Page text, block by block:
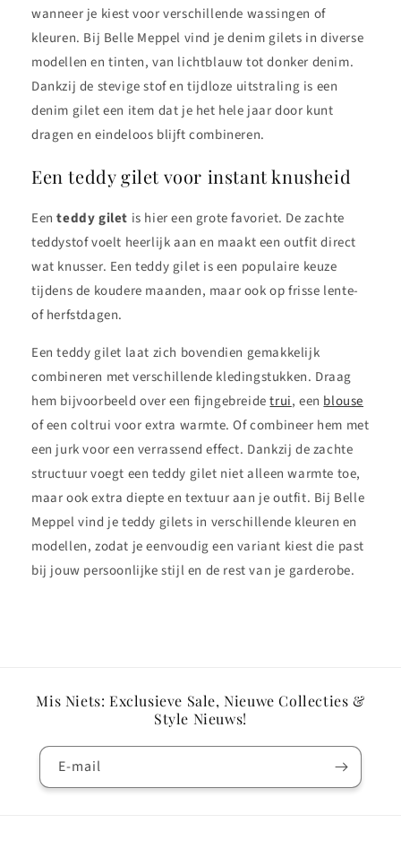
wanneer je kiest voor verschillende wassingen of
kleuren. Bij Belle Meppel vind je denim gilets in diverse
modellen en tinten, van lichtblauw tot donker denim.
Dankzij de stevige stof en tijdloze uitstraling is een
denim gilet een item dat je het hele jaar door kunt
dragen en eindeloos blijft combineren.
Een teddy gilet voor instant knusheid
Eenteddy gilet is hier een grote favoriet. De zachte
teddystof voelt heerlijk aan en maakt een outfit direct
wat knusser. Een teddy gilet is een populaire keuze
tijdens de koudere maanden, maar ook op frisse lente-
of herfstdagen.
Een teddy gilet laat zich bovendien gemakkelijk
combineren met verschillende kledingstukken. Draag
hem bijvoorbeeld over een fijngebreidetrui, een blouse
of een coltrui voor extra warmte. Of combineer hem met
een jurk voor een verrassend effect. Dankzij de zachte
structuur voegt een teddy gilet niet alleen warmte toe,
maar ook extra diepte en textuur aan je outfit. Bij Belle
Meppel vind je teddy gilets in verschillende kleuren en
modellen, zodat je eenvoudig een variant kiest die past
bij jouw persoonlijke stijl en de rest van je garderobe.
Mis Niets: Exclusieve Sale, Nieuwe Collecties &
Style Nieuws!
E‑mail